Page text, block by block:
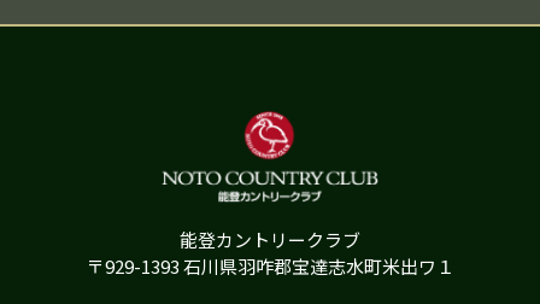
能登カントリークラブ
〒929-1393 石川県羽咋郡宝達志水町米出ワ１